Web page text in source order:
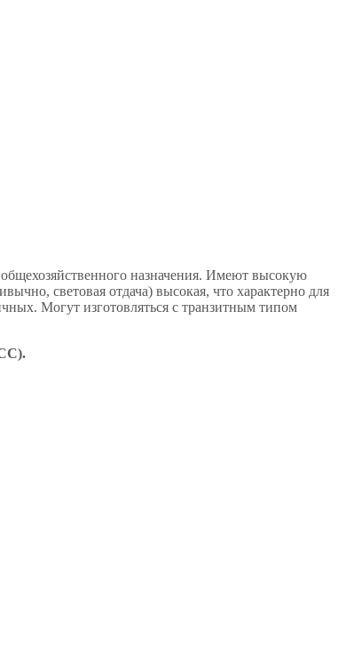
назначения. Имеют высокую
световая отдача) высокая, что характерно для
Могут изготовляться с транзитным типом